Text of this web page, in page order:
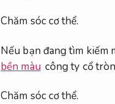
Chăm sóc cơ thể.
Nếu bạn đang tìm kiếm
bền màu công ty cổ
Chăm sóc cơ thể.